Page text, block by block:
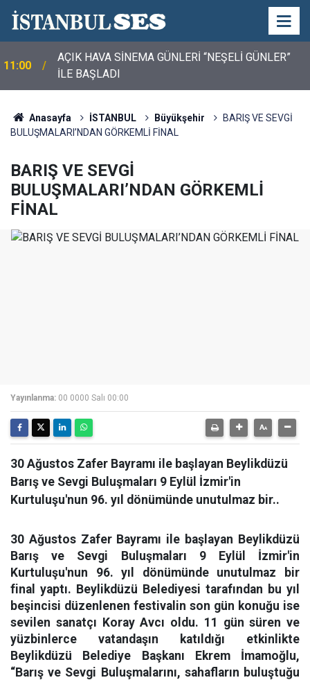
11:00
AÇIK HAVA SİNEMA GÜNLERİ “NEŞELİ GÜNLER”
İLE BAŞLADI
Anasayfa İSTANBUL Büyükşehir
BARIŞ VE SEVGİ
BULUŞMALARI’NDAN GÖRKEMLİ FİNAL
BARIŞ VE SEVGİ
BULUŞMALARI’NDAN GÖRKEMLİ
FİNAL
Yayınlanma: 00 0000 Salı 00:00
30 Ağustos Zafer Bayramı ile başlayan Beylikdüzü
Barış ve Sevgi Buluşmaları 9 Eylül İzmir'in
Kurtuluşu'nun 96. yıl dönümünde unutulmaz bir..
30 Ağustos Zafer Bayramı ile başlayan Beylikdüzü
Barış ve Sevgi Buluşmaları 9 Eylül İzmir'in
Kurtuluşu'nun 96. yıl dönümünde unutulmaz bir
final yaptı. Beylikdüzü Belediyesi tarafından bu yıl
beşincisi düzenlenen festivalin son gün konuğu ise
sevilen sanatçı Koray Avcı oldu. 11 gün süren ve
yüzbinlerce vatandaşın katıldığı etkinlikte
Beylikdüzü Belediye Başkanı Ekrem İmamoğlu,
“Barış ve Sevgi Buluşmalarını, sahafların buluştuğu